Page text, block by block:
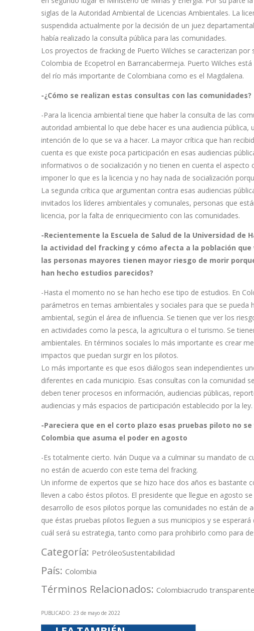
siglas de la Autoridad Ambiental de Licencias Ambientales. La
suspendida actualmente por la decisión de un juez
había realizado la consulta pública para las comunidades.
Los proyectos de fracking de Puerto Wilches se caracterizan
Colombia de Ecopetrol en Barrancabermeja. Puerto Wilches
del río más importante de Colombiana como es el Magdalena.
-¿Cómo se realizan estas consultas con las comunidades?
-Para la licencia ambiental tiene que haber la consulta de las
autoridad ambiental lo que debe hacer es una audiencia
intención de lo que se va a hacer. La mayor crítica que han
cuenta es que existe poca participación en esas audiencias
informativos o de socialización y no tienen en cuenta el
imponer lo que es la licencia y no hay nada de socialización
La segunda crítica que argumentan contra esas audiencias
invitados los líderes ambientales y comunales, personas que
licencia, por la falta de enriquecimiento con las comunidades.
-Recientemente la Escuela de Salud de la Universidad
la actividad del fracking y cómo afecta a la población
las personas mayores tienen mayor riesgo de morir
han hecho estudios parecidos?
-Hasta el momento no se han hecho ese tipo de estudios. En
parámetros en temas ambientales y sociales para que se
ambiental, según el área de influencia. Se tienen que ver los
en actividades como la pesca, la agricultura o el turismo. Se
ambientales. En términos sociales lo más importante es crear
impactos que puedan surgir en los pilotos.
Lo más importante es que esos diálogos sean independientes
diferentes en cada municipio. Esas consultas con la comunidad
deben tener procesos en información, audiencias públicas,
audiencias y más espacios de participación establecido por la ley.
-Pareciera que en el corto plazo esas pruebas piloto no
Colombia que asuma el poder en agosto
-Es totalmente cierto. Iván Duque va a culminar su mandato de
no están de acuerdo con este tema del fracking.
Un informe de expertos que se hizo hace dos años es bastante
lleven a cabo éstos pilotos. El presidente que llegue en agosto
desarrollo de esos pilotos porque las comunidades no están
que éstas pruebas pilotos lleguen a sus municipios y se
cuál será su estrategia, tanto como para prohibirlo como para
Categoría: PetróleoSustentabilidad
País: Colombia
Términos Relacionados: Colombiacrudo transparente
PUBLICADO: 23 de mayo de 2022